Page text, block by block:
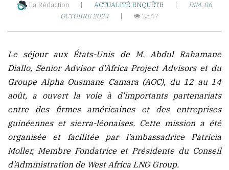
Rue
501-
BP:5173
République
de
Guinée
(Conakry)
La Rédaction | ACTUALITÉ ENQUÊTE |
DIM. 06
OCTOBRE 2024
| 2347
Le séjour aux États-Unis de M. Abdul Rahamane
Diallo, Senior Advisor d'Africa Project Advisors et du
Groupe Alpha Ousmane Camara (AOC), du 12 au 14
août, a ouvert la voie à d’importants partenariats
entre des firmes américaines et des entreprises
guinéennes et sierra-léonaises. Cette mission a été
organisée et facilitée par l’ambassadrice Patricia
Moller, Membre Fondatrice et Présidente du Conseil
d’Administration de West Africa LNG Group.